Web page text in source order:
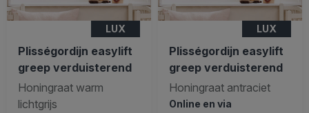
LUX
Plisségordijn easylift
greep verduisterend
Honingraat warm
lichtgrijs
LUX
Plisségordijn easylift
greep verduisterend
Honingraat antraciet
Online en via